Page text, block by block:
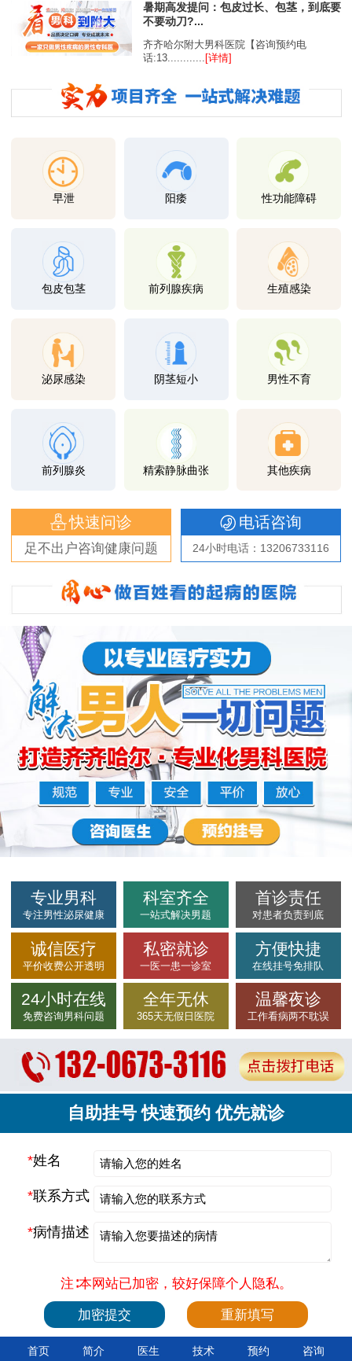
暑期高发提问：包皮过长、包茎，到底要
不要动刀?...
齐齐哈尔附大男科医院【咨询预约电
话:13............
[详情]
早泄 阳痿 性功能障碍
包皮包茎 前列腺疾病 生殖感染
泌尿感染 阴茎短小 男性不育
前列腺炎 精索静脉曲张 其他疾病
快速问诊
足不出户咨询健康问题
电话咨询
24小时电话：13206733116
专业男科
专注男性泌尿健康
科室齐全
一站式解决男题
首诊责任
对患者负责到底
诚信医疗
平价收费公开透明
私密就诊
一医一患一诊室
方便快捷
在线挂号免排队
24小时在线
免费咨询男科问题
全年无休
365天无假日医院
温馨夜诊
工作看病两不耽误
自助挂号 快速预约 优先就诊
*姓名
*联系方式
*病情描述
注∶本网站已加密，较好保障个人隐私。
首页 简介 医生 技术 预约 咨询